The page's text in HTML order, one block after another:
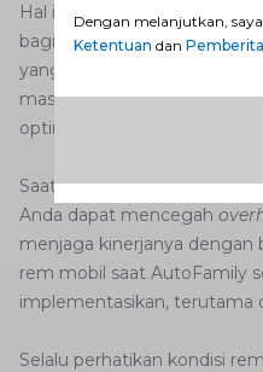
Hal ini dapat dilakukan
bagian sekitar cakram rem.
yang aman adalah langkah
masalahoverheatingdan
optimal saat dibutuhkan.
Saat AutoFamily
Anda dapat mencegah
menjaga kinerjanya dengan
rem mobil saat AutoFamily
implementasikan, terutama
Selalu perhatikan kondisi
Dengan melanjutkan,
Ketentuan dan